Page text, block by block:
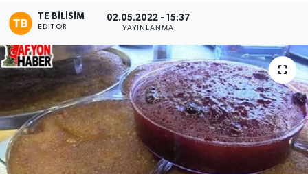
TE BILISIM
EDITÖR
02.05.2022 - 15:37
YAYINLANMA
Magazin
Etkinlikler